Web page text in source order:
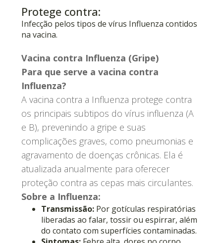
Protege contra:
Infecção pelos tipos de vírus Influenza contidos
na vacina.
Vacina contra Influenza (Gripe)
Para que serve a vacina contra
Influenza?
A vacina contra a Influenza protege contra
os principais subtipos do vírus influenza (A
e B), prevenindo a gripe e suas
complicações graves, como pneumonias e
agravamento de doenças crônicas. Ela é
atualizada anualmente para oferecer
proteção contra as cepas mais circulantes.
Sobre a Influenza:
Transmissão: Por gotículas respiratórias
liberadas ao falar, tossir ou espirrar, além
do contato com superfícies contaminadas.